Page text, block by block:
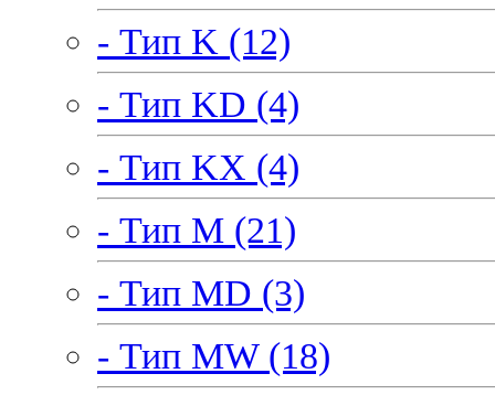
- Тип K (12)
- Тип KD (4)
- Тип KX (4)
- Тип M (21)
- Тип MD (3)
- Тип MW (18)